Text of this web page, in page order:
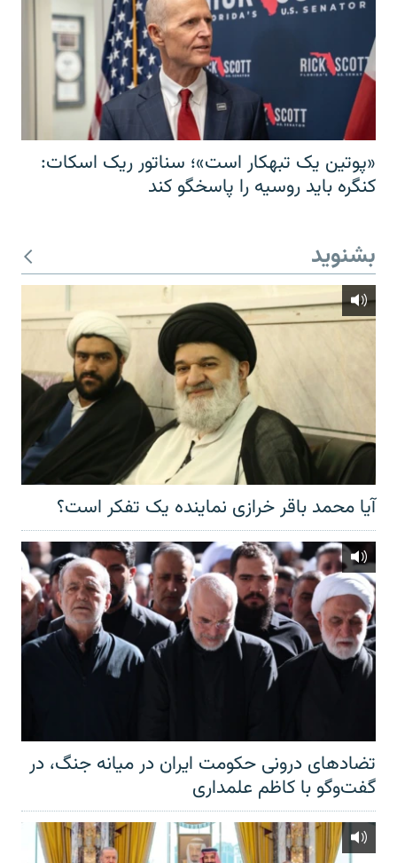
«پوتین یک تبهکار است»؛ سناتور ریک اسکات:
کنگره باید روسیه را پاسخگو کند
بشنوید
آیا محمد باقر خرازی نماینده یک تفکر است؟
تضادهای درونی حکومت ایران در میانه جنگ، در
گفت‌‌وگو با کاظم علمداری